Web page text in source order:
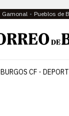
Gamonal Pueblos de
BURGOS CF